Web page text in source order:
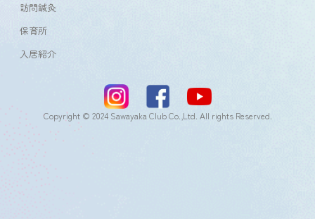
訪問鍼灸
保育所
入居紹介
Copyright © 2024 Sawayaka Club Co.,Ltd. All rights Reserved.